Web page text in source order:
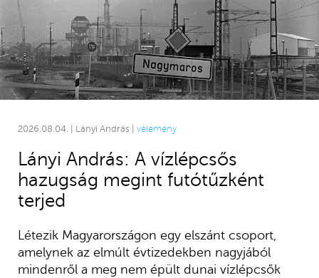
2026.08.04. | Lányi András | vélemény
Lányi András: A vízlépcsős
hazugság megint futótűzként
terjed
Létezik Magyarországon egy elszánt csoport,
amelynek az elmúlt évtizedekben nagyjából
mindenről a meg nem épült dunai vízlépcsők